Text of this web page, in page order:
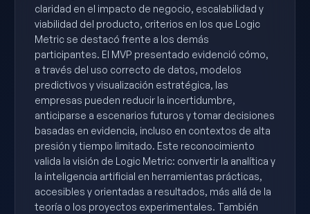
claridad en el impacto de negocio, escalabilidad y
viabilidad del producto, criterios en los que Logic
Metric se destacó frente a los demás
participantes. El MVP presentado evidenció cómo,
a través del uso correcto de datos, modelos
predictivos y visualización estratégica, las
empresas pueden reducir la incertidumbre,
anticiparse a escenarios futuros y tomar decisiones
basadas en evidencia, incluso en contextos de alta
presión y tiempo limitado. Este reconocimiento
valida la visión de Logic Metric: convertir la analítica y
la inteligencia artificial en herramientas prácticas,
accesibles y orientadas a resultados, más allá de la
teoría o los proyectos experimentales. También